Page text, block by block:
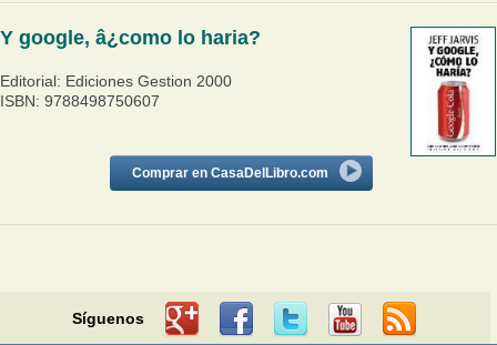
Y google, â¿como lo haria?
Editorial: Ediciones Gestion 2000
ISBN: 9788498750607
Comprar en CasaDelLibro.com
Síguenos